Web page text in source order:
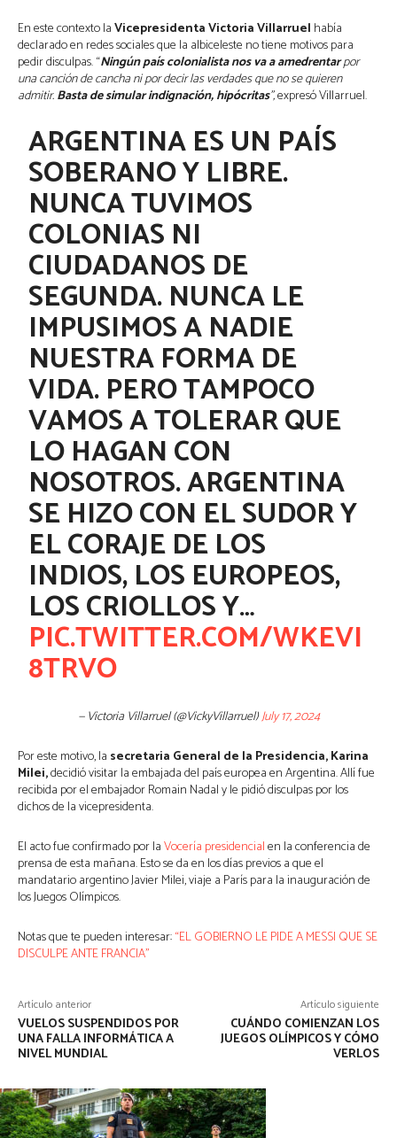
En este contexto laVicepresidenta Victoria Villarruel había
declarado en redes sociales que la albiceleste no tiene motivos para
pedir disculpas. “Ningún país colonialista nos va a amedrentarpor
una canción de cancha ni por decir las verdades que no se quieren
admitir.Basta de simular indignación, hipócritas”,expresó Villarruel.
ARGENTINA ES UN PAÍS
SOBERANO Y LIBRE.
NUNCA TUVIMOS
COLONIAS NI
CIUDADANOS DE
SEGUNDA. NUNCA LE
IMPUSIMOS A NADIE
NUESTRA FORMA DE
VIDA. PERO TAMPOCO
VAMOS A TOLERAR QUE
LO HAGAN CON
NOSOTROS. ARGENTINA
SE HIZO CON EL SUDOR Y
EL CORAJE DE LOS
INDIOS, LOS EUROPEOS,
LOS CRIOLLOS Y…
PIC.TWITTER.COM/WKEVI
8TRVO
— Victoria Villarruel (@VickyVillarruel)July 17, 2024
Por este motivo, la secretaria General de la Presidencia, Karina
Milei,decidió visitar la embajada del país europea en Argentina. Allí fue
recibida por el embajador Romain Nadal y le pidió disculpas por los
dichos de la vicepresidenta.
El acto fue confirmado por laVocería presidencialen la conferencia de
prensa de esta mañana. Esto se da en los días previos a que el
mandatario argentino Javier Milei, viaje a París para la inauguración de
los Juegos Olímpicos.
Notas que te pueden interesar:“EL GOBIERNO LE PIDE A MESSI QUE SE
DISCULPE ANTE FRANCIA”
Artículo anterior
VUELOS SUSPENDIDOS POR
UNA FALLA INFORMÁTICA A
NIVEL MUNDIAL
Artículo siguiente
CUÁNDO COMIENZAN LOS
JUEGOS OLÍMPICOS Y CÓMO
VERLOS